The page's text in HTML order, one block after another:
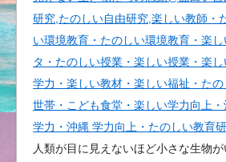
研究,たのしい自由研究,楽しい教師・
い環境教育・たのしい環境教育・楽
タ・たのしい授業・楽しい授業・楽
学力・楽しい教材・楽しい福祉・た
世帯・こども食堂・楽しい学力向上
学力・沖縄 学力向上・たのしい教育
人類が目に見えないほど小さな生物